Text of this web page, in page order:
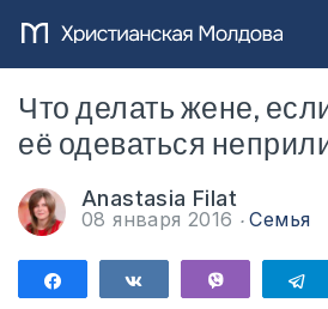
Что делать жене,
её одеваться
Anastasia Filat
08 января 2016 Семья
ПоделитьсяПоделиться